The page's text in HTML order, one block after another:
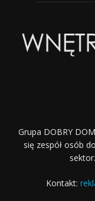
Grupa DOBRY
się zespół osób
Kontakt: